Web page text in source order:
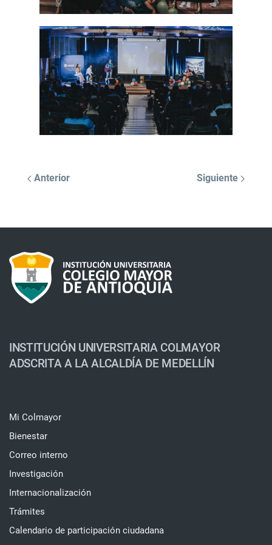
Anterior Siguiente
INSTITUCIÓN UNIVERSITARIA COLMAYOR
ADSCRITA A LA ALCALDÍA DE MEDELLÍN
Mi Colmayor
Bienestar
Correo interno
Investigación
Internacionalización
Trámites
Calendario de participación ciudadana